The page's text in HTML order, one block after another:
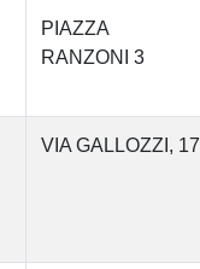
PIAZZA
RANZONI 3
VIA GALLOZZI, 17